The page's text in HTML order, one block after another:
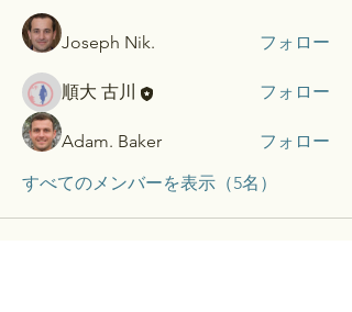
Joseph Nik. フォロー
順大 古川 フォロー
Adam. Baker
フォロー
すべてのメンバーを表示（5名）